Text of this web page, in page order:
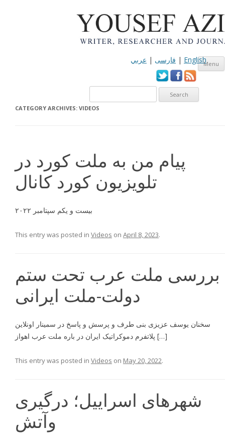
فارسی | عربي | EnglishMenu
CATEGORY ARCHIVES: VIDEOS
پیام من به ملت کورد در
تلویزیون کورد کانال
بیست و یکم سپتامبر ۲۰۲۲
This entry was posted in Videos on April 8, 2023.
بررسى ملت عرب تحت ستم
دولت-ملت ايرانى
سخنان يوسف عزیزی بنی طرف و پرسش و پاسخ در سمینار اونلاین
پلاتفرم دموکراتیک ایران در باره ملت عرب اهواز […]
This entry was posted in Videos on May 20, 2022.
شهرهای اسراییل؛ درگیری
وآتش